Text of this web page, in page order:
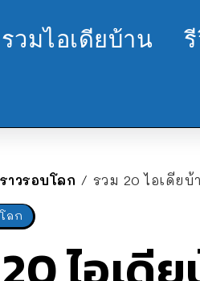
รวมไอเดียบ้าน
าวรอบโลก / รวม 20 ไอเดีย
ลก